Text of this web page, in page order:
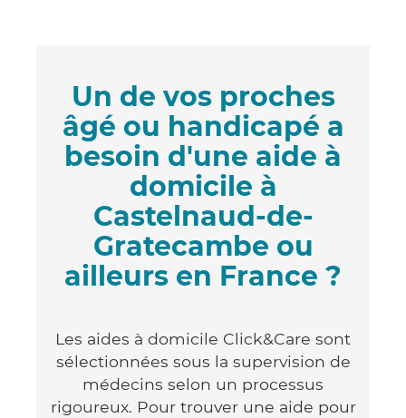
Un de vos proches
âgé ou handicapé a
besoin d'une aide à
domicile à
Castelnaud-de-
Gratecambe ou
ailleurs en France ?
Les aides à domicile Click&Care sont
sélectionnées sous la supervision de
médecins selon un processus
rigoureux. Pour trouver une aide pour